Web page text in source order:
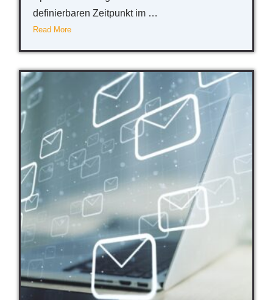
definierbaren Zeitpunkt im …
Read More